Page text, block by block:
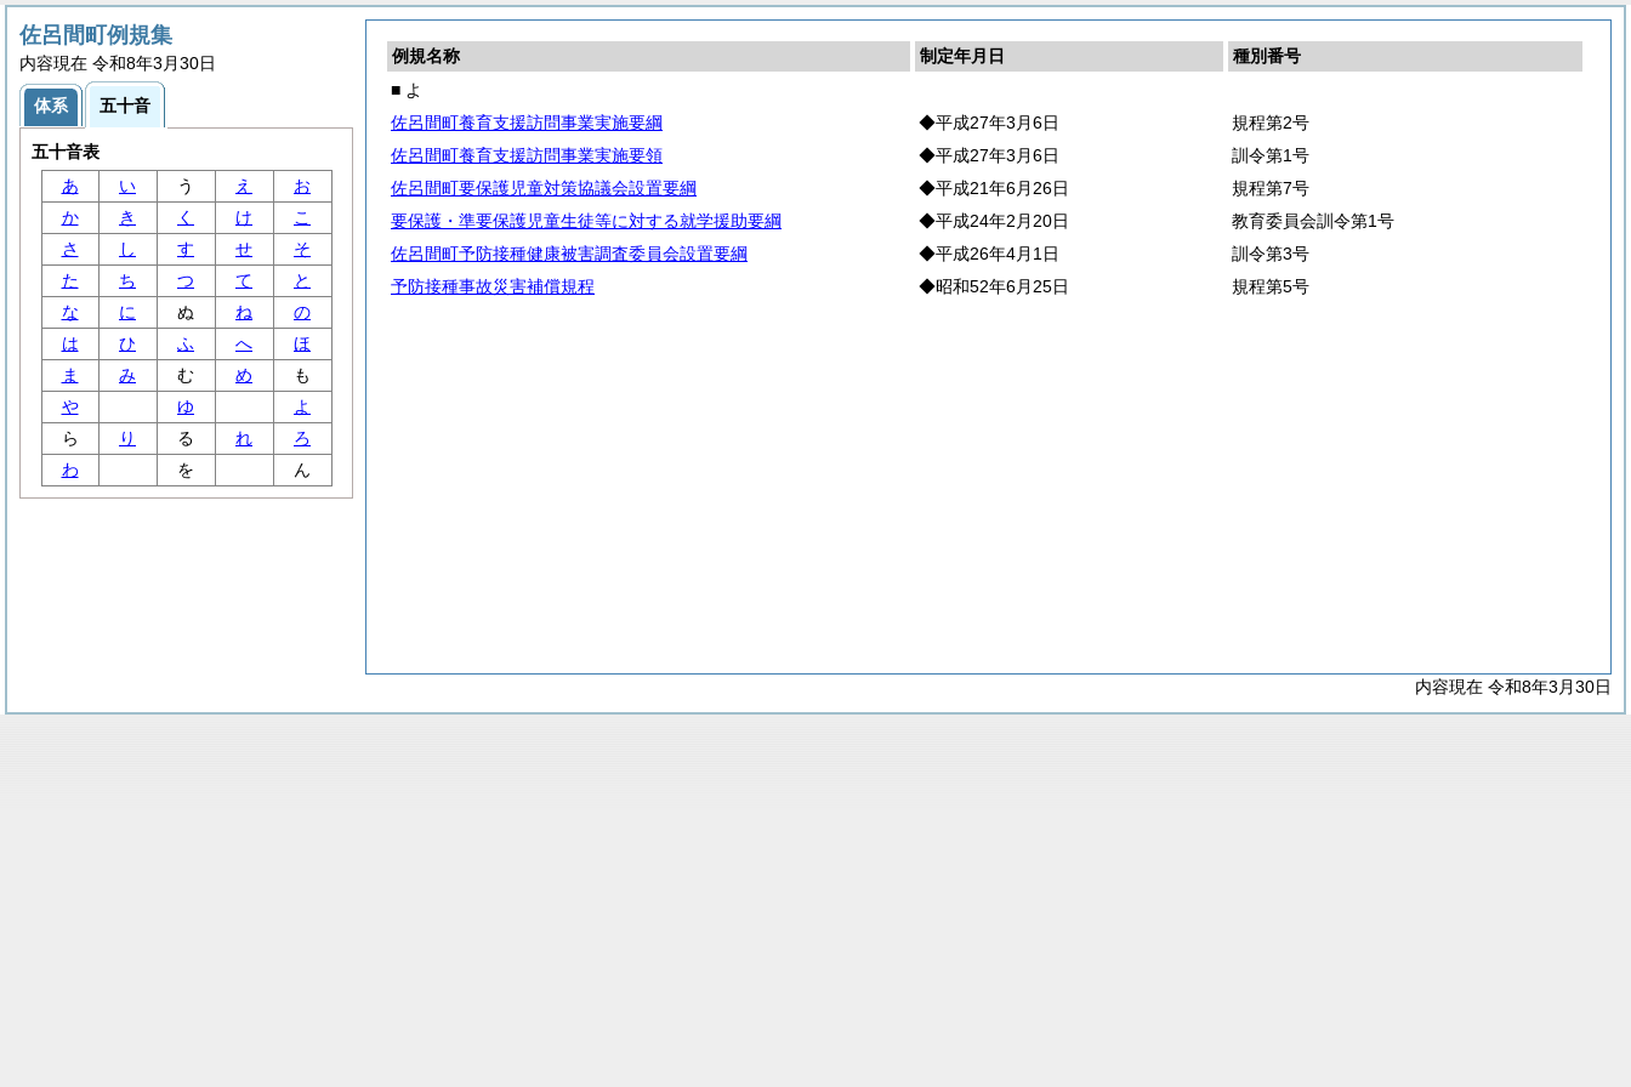
例規名称 制定年月日
種別番号
■ よ
佐呂間町養育支援訪問事業実施要綱
◆平成27年3月6日
規程第2号
佐呂間町養育支援訪問事業実施要領
◆平成27年3月6日
訓令第1号
佐呂間町要保護児童対策協議会設置要綱
◆平成21年6月26日
規程第7号
要保護・準要保護児童生徒等に対する就学援助要綱
◆平成24年2月20日
教育委員会訓令第1号
佐呂間町予防接種健康被害調査委員会設置要綱
◆平成26年4月1日
訓令第3号
予防接種事故災害補償規程
◆昭和52年6月25日 規程第5号
内容現在 令和8年3月30日
佐呂間町例規集
内容現在 令和8年3月30日
体系 五十音
五十音表
あ
い う え
お
か
き く け
こ
さ
し す せ
そ
た
ち つ て
と
な
に ぬ ね
の
は
ひ ふ へ
ほ
ま
み む め
も
や
ゆ
よ
ら
り る れ
ろ
わ
を ん